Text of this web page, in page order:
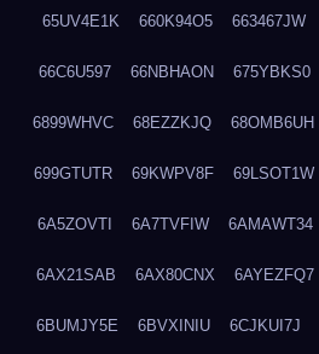
65UV4E1K 660K94O5 663467JW
66C6U597 66NBHAON 675YBKS0
6899WHVC 68EZZKJQ 68OMB6UH
699GTUTR 69KWPV8F 69LSOT1W
6A5ZOVTI 6A7TVFIW 6AMAWT34
6AX21SAB 6AX80CNX 6AYEZFQ7
6BUMJY5E 6BVXINIU 6CJKUI7J